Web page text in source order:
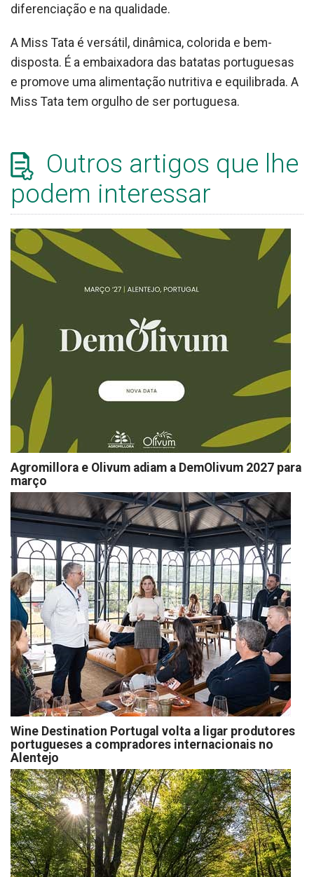
diferenciação e na qualidade.
A Miss Tata é versátil, dinâmica, colorida e bem-
disposta. É a embaixadora das batatas portuguesas
e promove uma alimentação nutritiva e equilibrada. A
Miss Tata tem orgulho de ser portuguesa.
Outros artigos que lhe
podem interessar
Agromillora e Olivum adiam a DemOlivum 2027 para
março
Wine Destination Portugal volta a ligar produtores
portugueses a compradores internacionais no
Alentejo